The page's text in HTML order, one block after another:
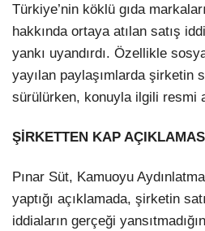
Türkiye’nin köklü gıda
hakkında ortaya atılan satış
yankı uyandırdı. Özellikle
yayılan paylaşımlarda şirketin
sürülürken, konuyla ilgili resmi
ŞİRKETTEN KAP
Pınar Süt, Kamuoyu
yaptığı açıklamada, şirketin
iddiaların gerçeği